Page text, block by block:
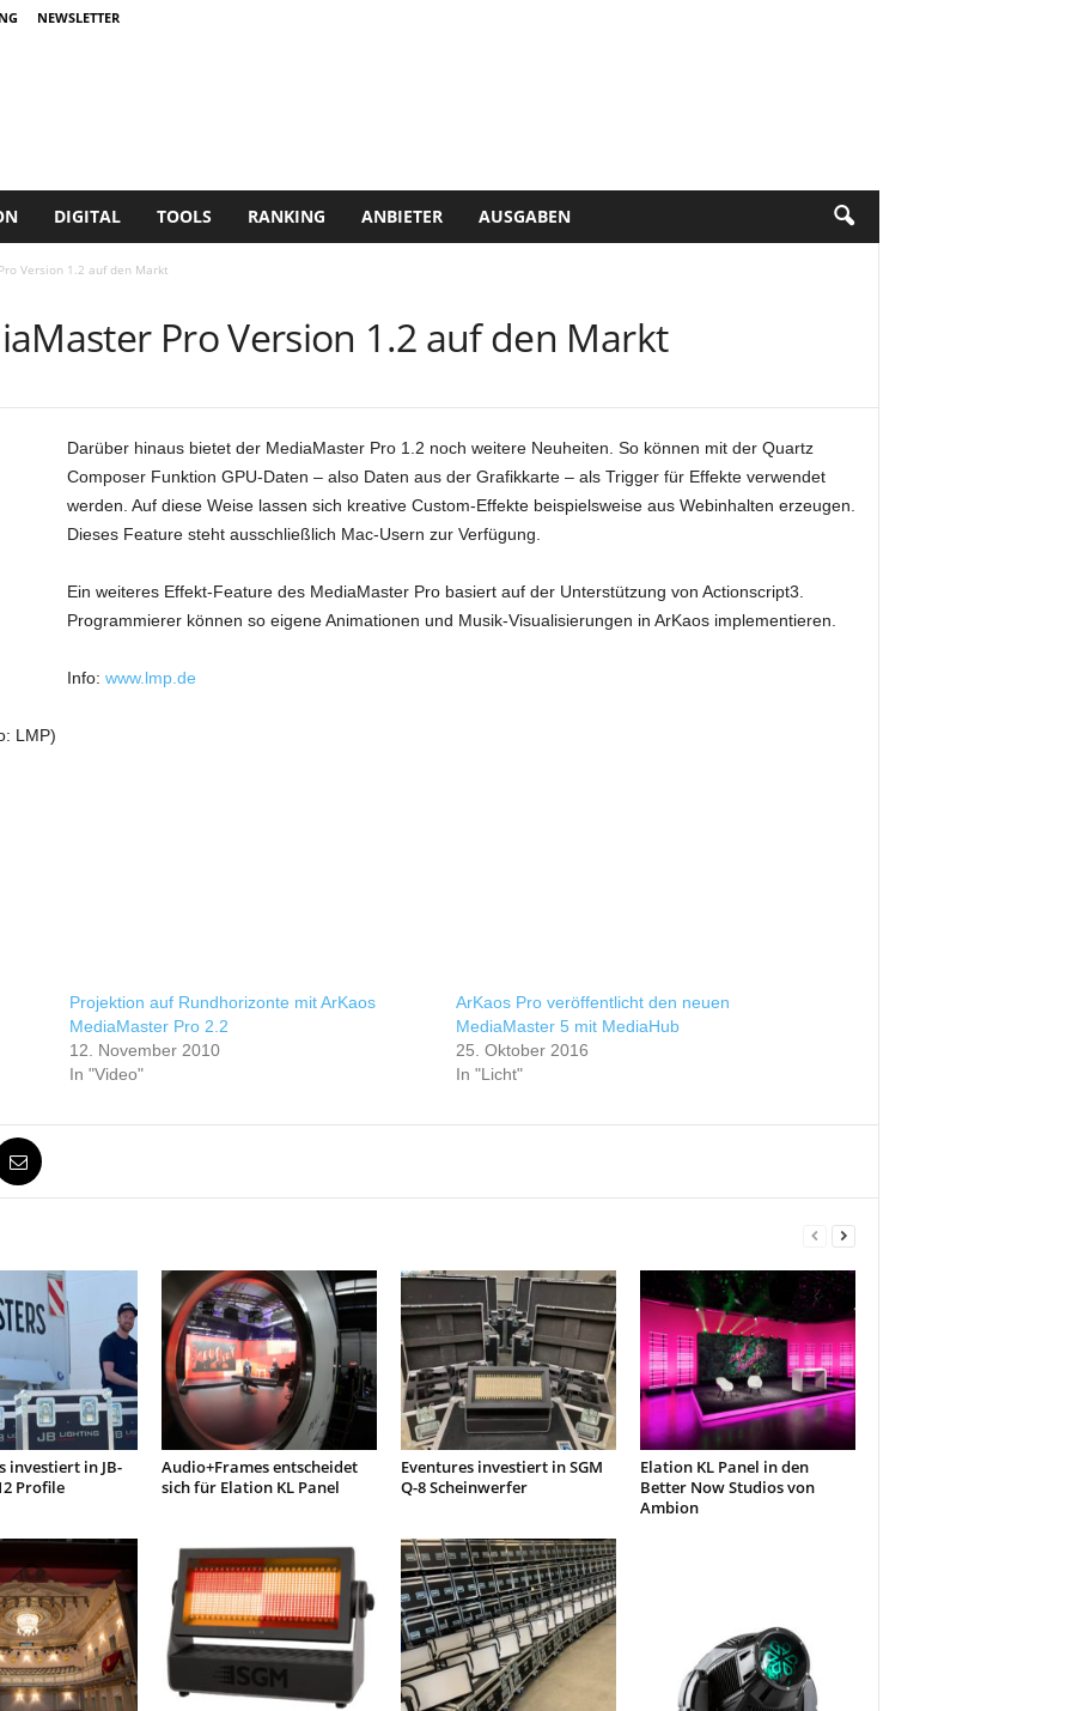
NEWSLETTER
DIGITAL TOOLS RANKING ANBIETER AUSGABEN
Version 1.2 auf den Markt
Pro Version 1.2 auf den Markt
Darüber hinaus bietet der MediaMaster Pro 1.2 noch weitere Neuheiten. So können mit der Quartz
Composer Funktion GPU-Daten – also Daten aus der Grafikkarte – als Trigger für Effekte verwendet
werden. Auf diese Weise lassen sich kreative Custom-Effekte beispielsweise aus Webinhalten erzeugen.
Dieses Feature steht ausschließlich Mac-Usern zur Verfügung.
Ein weiteres Effekt-Feature des MediaMaster Pro basiert auf der Unterstützung von Actionscript3.
Programmierer können so eigene Animationen und Musik-Visualisierungen in ArKaos implementieren.
Info: www.lmp.de
LMP)
Projektion auf Rundhorizonte mit ArKaos
MediaMaster Pro 2.2
12. November 2010
In "Video"
ArKaos Pro veröffentlicht den neuen
MediaMaster 5 mit MediaHub
25. Oktober 2016
In "Licht"
investiert in JB-
Profile
Audio+Frames entscheidet
sich für Elation KL Panel
Eventures investiert in SGM
Q-8 Scheinwerfer
Elation KL Panel in den
Better Now Studios von
Ambion